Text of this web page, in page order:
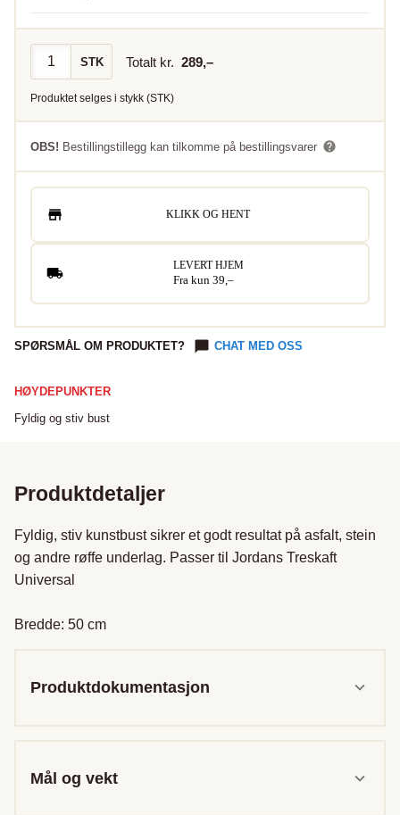
STK Totalt kr. 289,–
Produktet selges i stykk (STK)
OBS! Bestillingstillegg kan tilkomme på bestillingsvarer
KLIKK OG HENT
LEVERT HJEM
Fra kun 39,–
SPØRSMÅL OM PRODUKTET? CHAT MED OSS
HØYDEPUNKTER
Fyldig og stiv bust
Produktdetaljer
Fyldig, stiv kunstbust sikrer et godt resultat på asfalt, stein
og andre røffe underlag. Passer til Jordans Treskaft
Universal
Bredde: 50 cm
Produktdokumentasjon
Mål og vekt